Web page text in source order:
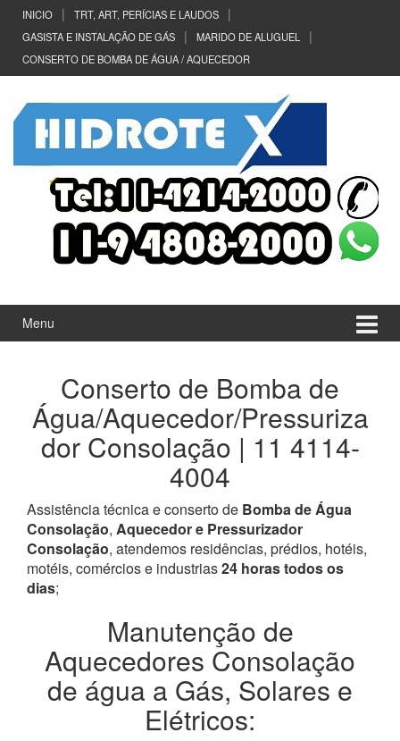
Conteúdo
Pular
menu
principal
INICIO
TRT, ART, PERÍCIAS E LAUDOS
GASISTA E INSTALAÇÃO DE GÁS
MARIDO DE ALUGUEL
CONSERTO DE BOMBA DE ÁGUA / AQUECEDOR
Menu
Conserto de Bomba de
Água/Aquecedor/Pressuriza
dor Consolação | 11 4114-
4004
Assistência técnica e conserto de Bomba de Água
Consolação, Aquecedor e Pressurizador
Consolação, atendemos residências, prédios, hotéis,
motéis, comércios e industrias24 horas todos os
dias;
Manutenção de
Aquecedores Consolação
de água a Gás, Solares e
Elétricos: